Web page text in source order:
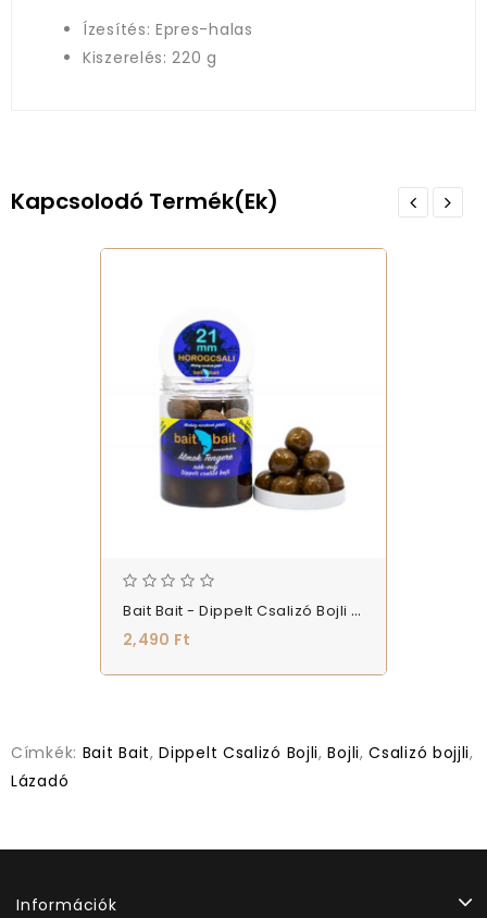
Ízesítés: Epres-halas
Kiszerelés: 220 g
Kapcsolodó Termék(ek)
Bait Bait - Dippelt Csalizó Bojli - Álmok Tengere
2,490 Ft
Címkék: Bait Bait,Dippelt Csalizó Bojli,Bojli,Csalizó bojjli,
Lázadó
Információk